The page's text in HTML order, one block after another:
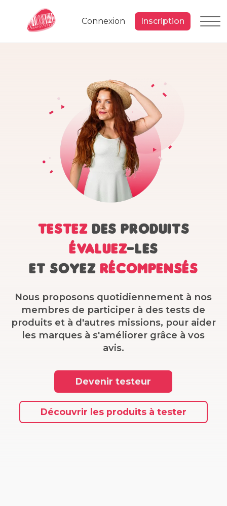
Connexion Inscription
Testezdes produits
Évaluez-les
Et soyez récompensés
Nous proposons quotidiennement à nos
membres de participer à des tests de
produits et à d'autres missions, pour aider
les marques à s'améliorer grâce à vos
avis.
Devenir testeur
Découvrir les produits à tester